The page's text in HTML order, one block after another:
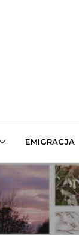
EMIGRACJA